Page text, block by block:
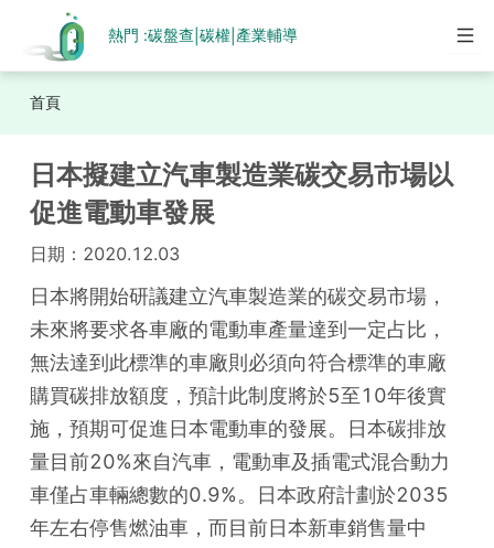
熱門 :碳盤查 碳權| 產業輔導
首頁
日本擬建立汽車製造業碳交易市場以
促進電動車發展
日期： 2020.12.03
日本將開始研議建立汽車製造業的碳交易市場，
未來將要求各車廠的電動車產量達到一定占比，
無法達到此標準的車廠則必須向符合標準的車廠
購買碳排放額度，預計此制度將於5至10年後實
施，預期可促進日本電動車的發展。日本碳排放
量目前20%來自汽車，電動車及插電式混合動力
車僅占車輛總數的0.9%。日本政府計劃於2035
年左右停售燃油車，而目前日本新車銷售量中